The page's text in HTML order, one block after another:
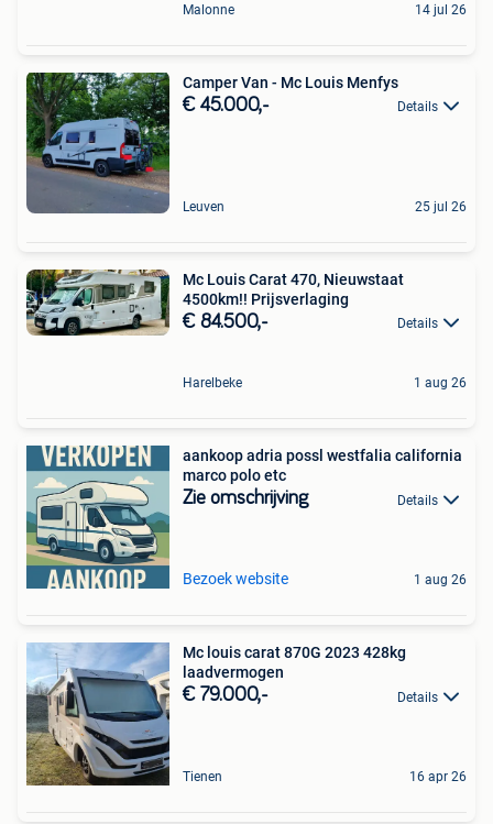
Malonne 14 jul 26
Camper Van - Mc Louis Menfys
€ 45.000,- Details
Leuven 25 jul 26
Mc Louis Carat 470, Nieuwstaat
4500km!! Prijsverlaging
€ 84.500,- Details
Harelbeke 1 aug 26
aankoop adria possl westfalia california
marco polo etc
Zie omschrijving Details
Bezoek website 1 aug 26
Mc louis carat 870G 2023 428kg
laadvermogen
€ 79.000,- Details
Tienen 16 apr 26